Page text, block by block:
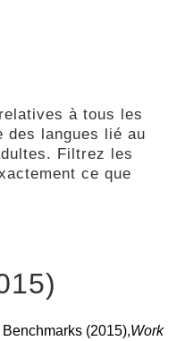
à tous les
des langues lié au
Filtrez les
ce que
(2015),Work